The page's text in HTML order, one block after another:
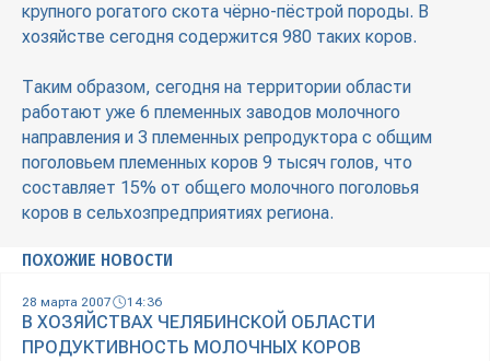
крупного рогатого скота чёрно-пёстрой породы. В
хозяйстве сегодня содержится 980 таких коров.
Таким образом, сегодня на территории области
работают уже 6 племенных заводов молочного
направления и 3 племенных репродуктора с общим
поголовьем племенных коров 9 тысяч голов, что
составляет 15% от общего молочного поголовья
коров в сельхозпредприятиях региона.
ПОХОЖИЕ НОВОСТИ
28 марта 2007 14:36
В ХОЗЯЙСТВАХ ЧЕЛЯБИНСКОЙ ОБЛАСТИ
ПРОДУКТИВНОСТЬ МОЛОЧНЫХ КОРОВ